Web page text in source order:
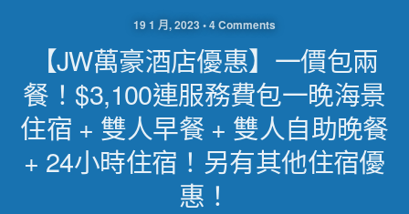
19 1 月, 2023 • 4 Comments
【JW萬豪酒店優惠】一價包兩
餐！$3,100連服務費包一晚海景
住宿 + 雙人早餐 + 雙人自助晚餐
+ 24小時住宿！另有其他住宿優
惠！